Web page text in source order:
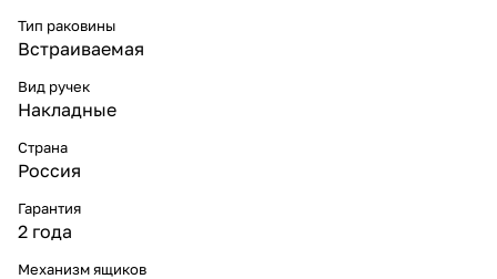
Тип раковины
Встраиваемая
Вид ручек
Накладные
Страна
Россия
Гарантия
2 года
Механизм ящиков